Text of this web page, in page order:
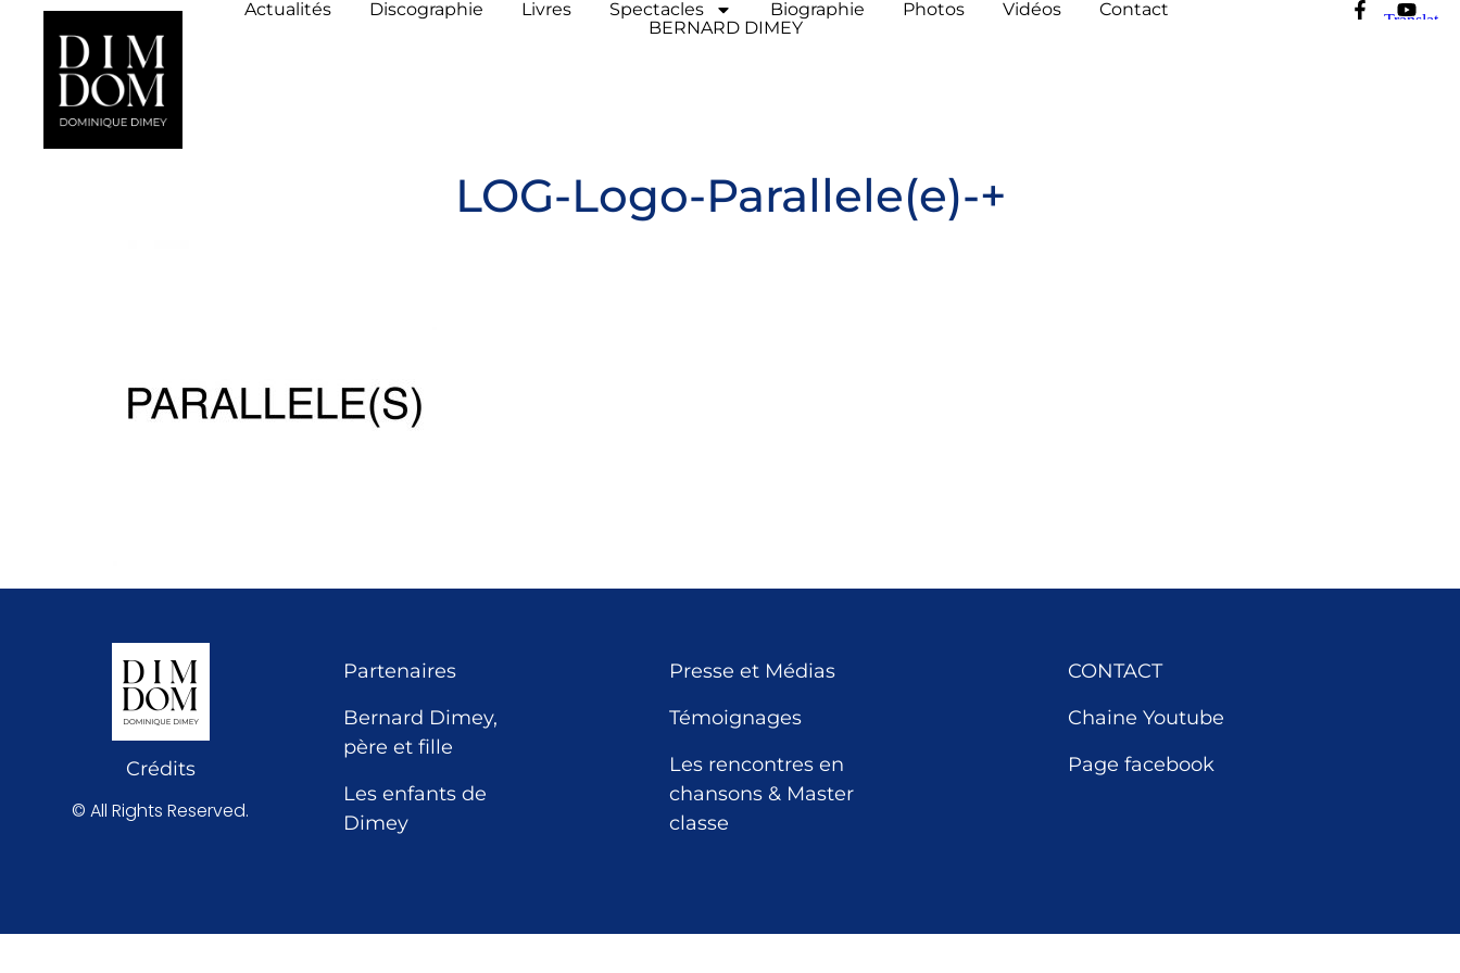
Actualités Discographie Livres Spectacles Biographie Photos Vidéos
Contact
BERNARD DIMEY
LOG-Logo-Parallele(e)-+
Crédits
© All Rights Reserved.
Partenaires
Bernard Dimey,
père et fille
Les enfants de
Dimey
Presse et Médias
Témoignages
Les rencontres en
chansons & Master
classe
CONTACT
Chaine Youtube
Page facebook